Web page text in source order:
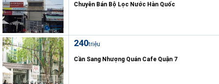
Chuyên Bán Bộ Lọc Nước Hàn Quốc
240triệu
Cần Sang Nhượng Quán Cafe Quận 7